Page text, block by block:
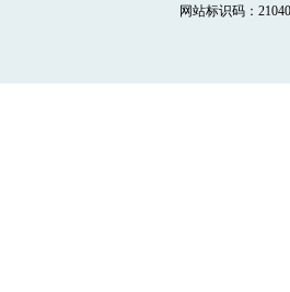
网站标识码：